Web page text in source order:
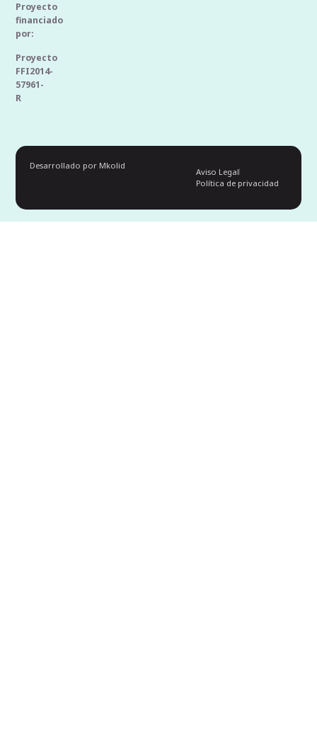
Proyecto
financiado
por:
Proyecto
FFI2014-
57961-
R
Desarrollado por Mkolid
Aviso Legal
Política de privacidad